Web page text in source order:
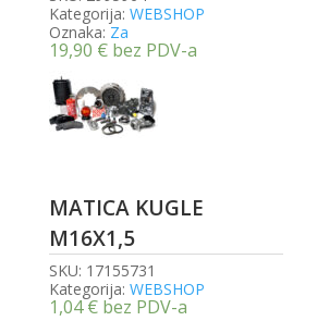
Kategorija: WEBSHOP
Oznaka: Za
19,90 € bez PDV-a
MATICA KUGLE
M16X1,5
SKU: 17155731
Kategorija: WEBSHOP
1,04€ bez PDV-a